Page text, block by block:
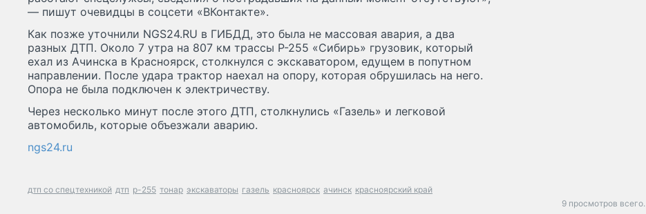
— пишут очевидцы в соцсети «ВКонтакте».
Как позже уточнили NGS24.RU в ГИБДД, это была не массовая авария, а два
разных ДТП. Около 7 утра на 807 км трассы Р-255 «Сибирь» грузовик, который
ехал из Ачинска в Красноярск, столкнулся с экскаватором, едущем в попутном
направлении. После удара трактор наехал на опору, которая обрушилась на него.
Опора не была подключен к электричеству.
Через несколько минут после этого ДТП, столкнулись «Газель» и легковой
автомобиль, которые объезжали аварию.
ngs24.ru
дтп со спецтехникой дтп р-255 тонар экскаваторы газель красноярск ачинск красноярский край
9 просмотров всего.